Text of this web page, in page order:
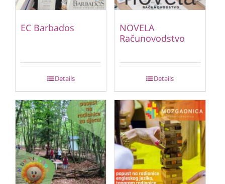
EC Barbados
Details
NOVELA
Računovodstvo
Details